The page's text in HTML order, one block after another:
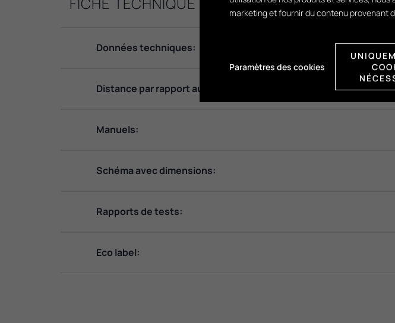
Données techniques:
Distance par rapport au matériau combustible:
Manuels:
Schéma avec dimensions:
Rapports de tests:
Eco label:
marketing et fournir du contenu provenant
Paramètres des cookies